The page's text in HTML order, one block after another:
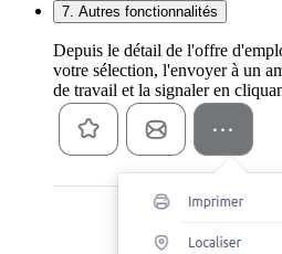
7. Autres fonctionnalités
Depuis le détail de l'offre
votre sélection, l'envoyer à un
de travail et la signaler en